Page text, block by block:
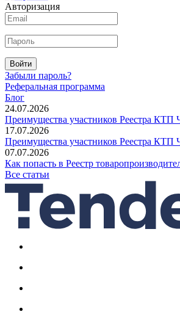
Авторизация
Войти
Забыли пароль?
Реферальная программа
Блог
24.07.2026
Преимущества участников Реестра
17.07.2026
Преимущества участников Реестра КТП
07.07.2026
Как попасть в Реестр
Все статьи